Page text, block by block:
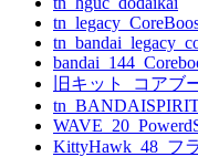
旧キット_コアブ
KittyHawk_48_フ